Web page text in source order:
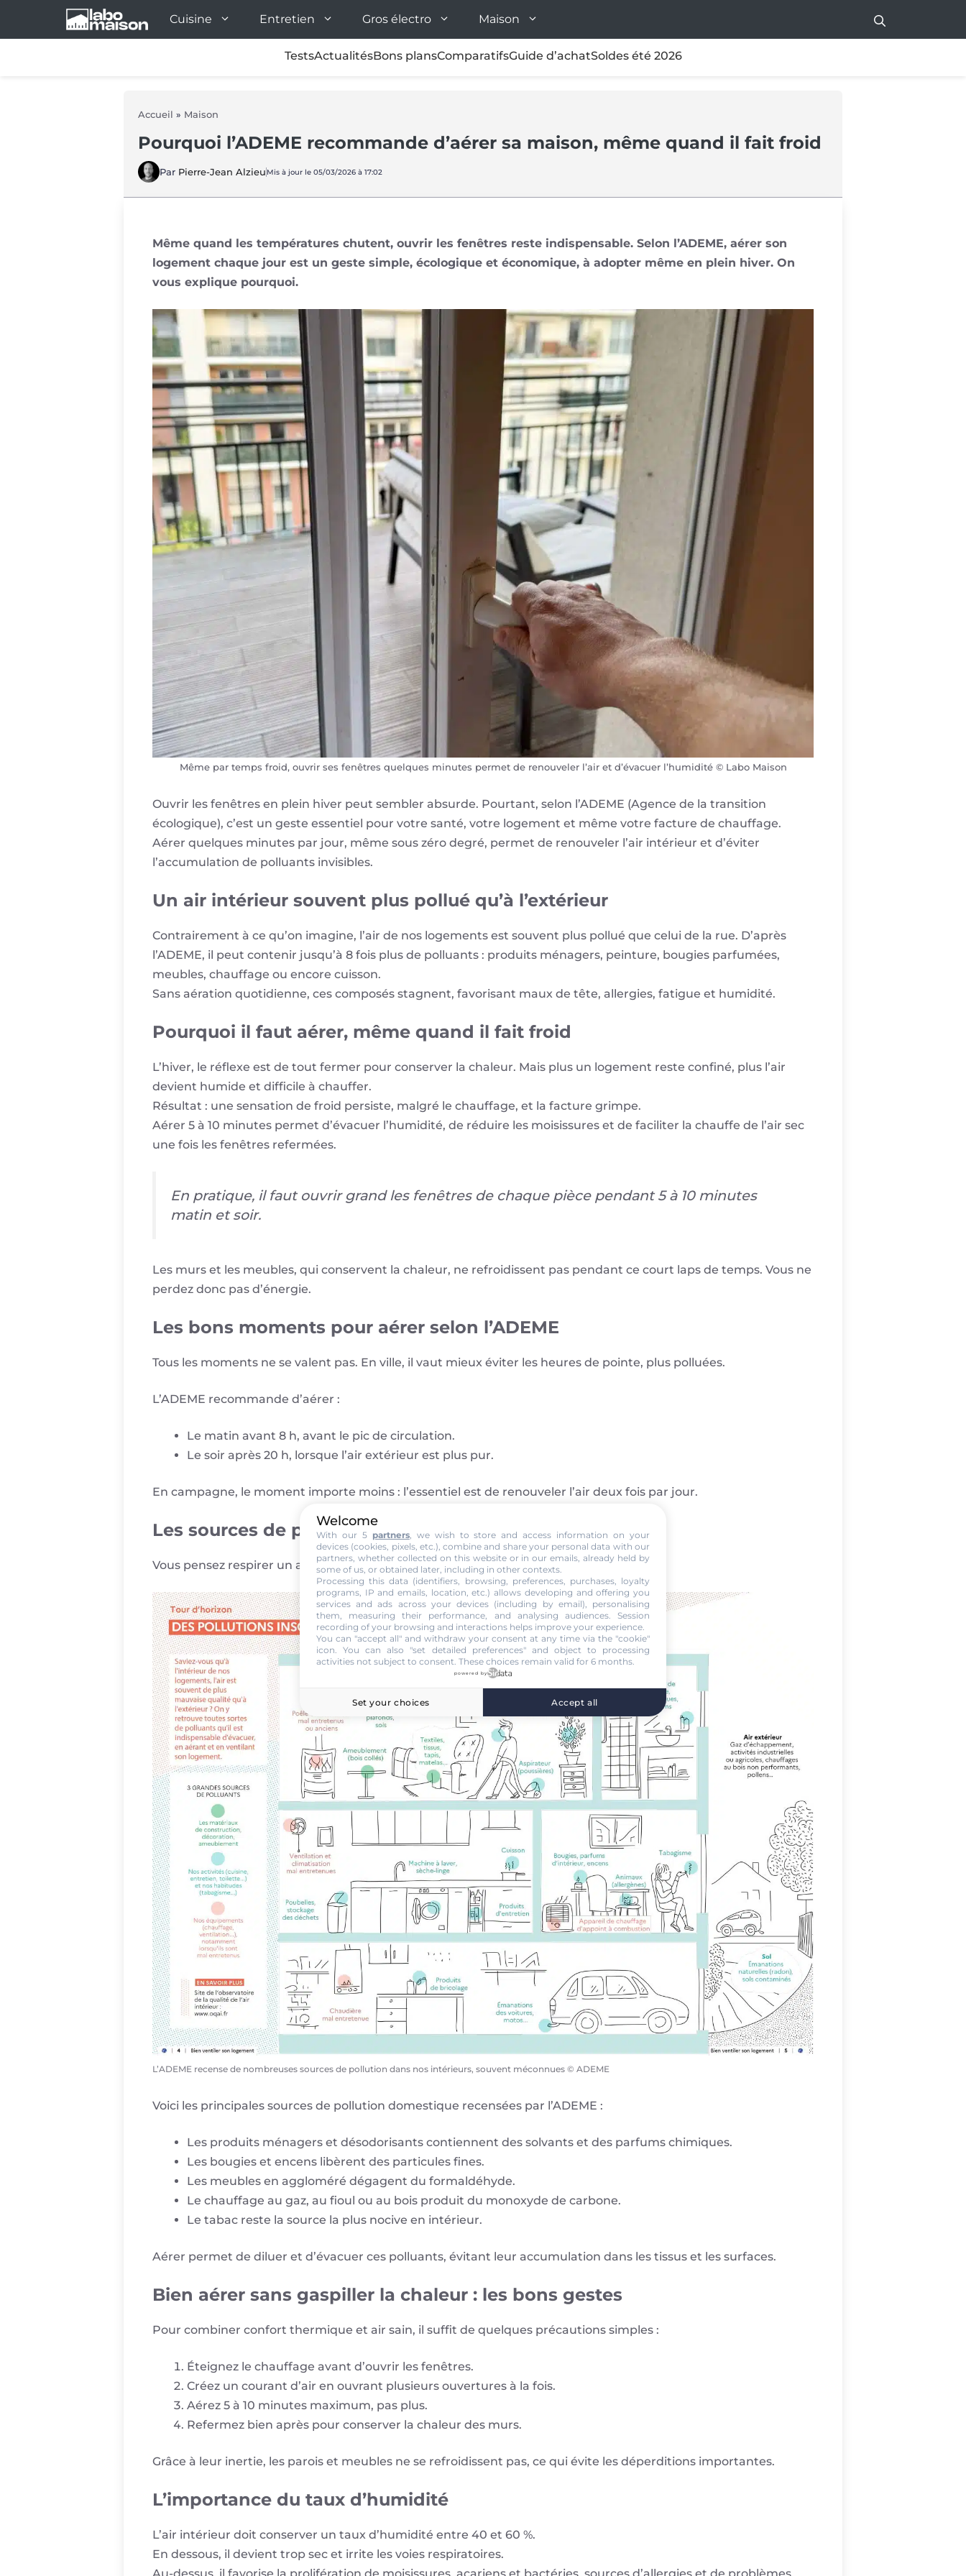
Cuisine Entretien Gros électro Maison
TestsActualitésBons plansComparatifsGuide d’achatSoldes été 2026
Accueil » Maison
Pourquoi l’ADEME recommande d’aérer sa maison, même quand il fait froid
Par Pierre-Jean Alzieu Mis à jour le 05/03/2026 à 17:02
Même quand les températures chutent, ouvrir les fenêtres reste indispensable. Selon l’ADEME, aérer son
logement chaque jour est un geste simple, écologique et économique, à adopter même en plein hiver. On
vous explique pourquoi.
Même par temps froid, ouvrir ses fenêtres quelques minutes permet de renouveler l’air et d’évacuer l’humidité © Labo Maison
Ouvrir les fenêtres en plein hiver peut sembler absurde. Pourtant, selon l’ADEME (Agence de la transition
écologique), c’est un geste essentiel pour votre santé, votre logement et même votre facture de chauffage.
Aérer quelques minutes par jour, même sous zéro degré, permet de renouveler l’air intérieur et d’éviter
l’accumulation de polluants invisibles.
Un air intérieur souvent plus pollué qu’à l’extérieur
Contrairement à ce qu’on imagine, l’air de nos logements est souvent plus pollué que celui de la rue. D’après
l’ADEME, il peut contenir jusqu’à 8 fois plus de polluants : produits ménagers, peinture, bougies parfumées,
meubles, chauffage ou encore cuisson.
Sans aération quotidienne, ces composés stagnent, favorisant maux de tête, allergies, fatigue et humidité.
Pourquoi il faut aérer, même quand il fait froid
L’hiver, le réflexe est de tout fermer pour conserver la chaleur. Mais plus un logement reste confiné, plus l’air
devient humide et difficile à chauffer.
Résultat : une sensation de froid persiste, malgré le chauffage, et la facture grimpe.
Aérer 5 à 10 minutes permet d’évacuer l’humidité, de réduire les moisissures et de faciliter la chauffe de l’air sec
une fois les fenêtres refermées.
En pratique, il faut ouvrir grand les fenêtres de chaque pièce pendant 5 à 10 minutes
matin et soir.
Les murs et les meubles, qui conservent la chaleur, ne refroidissent pas pendant ce court laps de temps. Vous ne
perdez donc pas d’énergie.
Les bons moments pour aérer selon l’ADEME
Tous les moments ne se valent pas. En ville, il vaut mieux éviter les heures de pointe, plus polluées.
L’ADEME recommande d’aérer :
Le matin avant 8 h, avant le pic de circulation.
Le soir après 20 h, lorsque l’air extérieur est plus pur.
En campagne, le moment importe moins : l’essentiel est de renouveler l’air deux fois par jour.
Les sources de pollution dans votre logement
Vous pensez respirer un air pur chez vous ? Détrompez-vous.
L’ADEME recense de nombreuses sources de pollution dans nos intérieurs, souvent méconnues © ADEME
Voici les principales sources de pollution domestique recensées par l’ADEME :
Les produits ménagers et désodorisants contiennent des solvants et des parfums chimiques.
Les bougies et encens libèrent des particules fines.
Les meubles en aggloméré dégagent du formaldéhyde.
Le chauffage au gaz, au fioul ou au bois produit du monoxyde de carbone.
Le tabac reste la source la plus nocive en intérieur.
Aérer permet de diluer et d’évacuer ces polluants, évitant leur accumulation dans les tissus et les surfaces.
Bien aérer sans gaspiller la chaleur : les bons gestes
Pour combiner confort thermique et air sain, il suffit de quelques précautions simples :
Éteignez le chauffage avant d’ouvrir les fenêtres.
Créez un courant d’air en ouvrant plusieurs ouvertures à la fois.
Aérez 5 à 10 minutes maximum, pas plus.
Refermez bien après pour conserver la chaleur des murs.
Grâce à leur inertie, les parois et meubles ne se refroidissent pas, ce qui évite les déperditions importantes.
L’importance du taux d’humidité
L’air intérieur doit conserver un taux d’humidité entre 40 et 60 %.
En dessous, il devient trop sec et irrite les voies respiratoires.
Welcome
With our 5 partners, we wish to store and access information on your
devices (cookies, pixels, etc.), combine and share your personal data with our
partners, whether collected on this website or in our emails, already held by
some of us, or obtained later, including in other contexts.
Processing this data (identifiers, browsing, preferences, purchases, loyalty
programs, IP and emails, location, etc.) allows developing and offering you
services and ads across your devices (including by email), personalising
them, measuring their performance, and analysing audiences. Session
recording of your browsing and interactions helps improve your experience.
You can "accept all" and withdraw your consent at any time via the "cookie"
icon. You can also "set detailed preferences" and object to processing
activities not subject to consent. These choices remain valid for 6 months.
powered by
Set your choices Accept all